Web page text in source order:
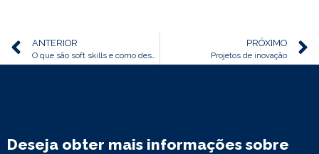
ANTERIOR
O que são soft skills e como desenvolvê-las para crescer na carreira
PRÓXIMO
Projetos de inovação
Deseja obter mais informações sobre